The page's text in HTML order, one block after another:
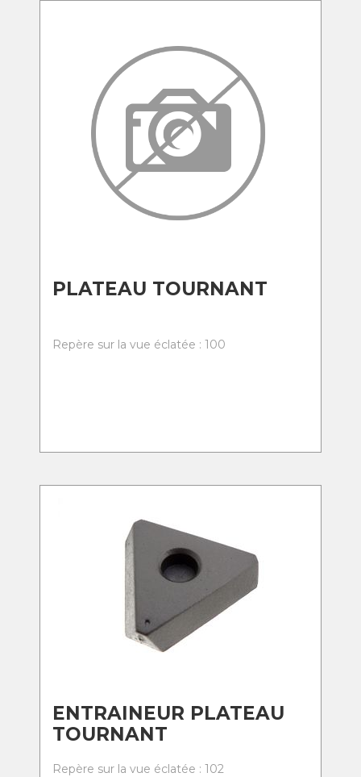
PLATEAU TOURNANT
Repère sur la vue éclatée : 100
ENTRAINEUR PLATEAU
TOURNANT
Repère sur la vue éclatée : 102